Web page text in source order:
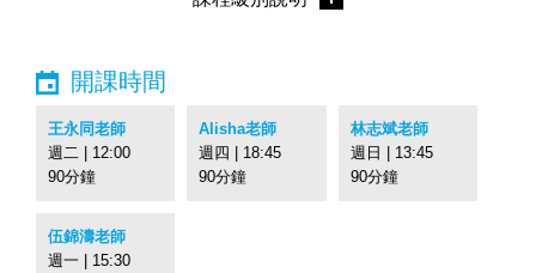
開課時間
王永同老師
週二 | 12:00
90分鐘
Alisha老師
週四 | 18:45
90分鐘
林志斌老師
週日 | 13:45
90分鐘
伍錦濤老師
週一 | 15:30